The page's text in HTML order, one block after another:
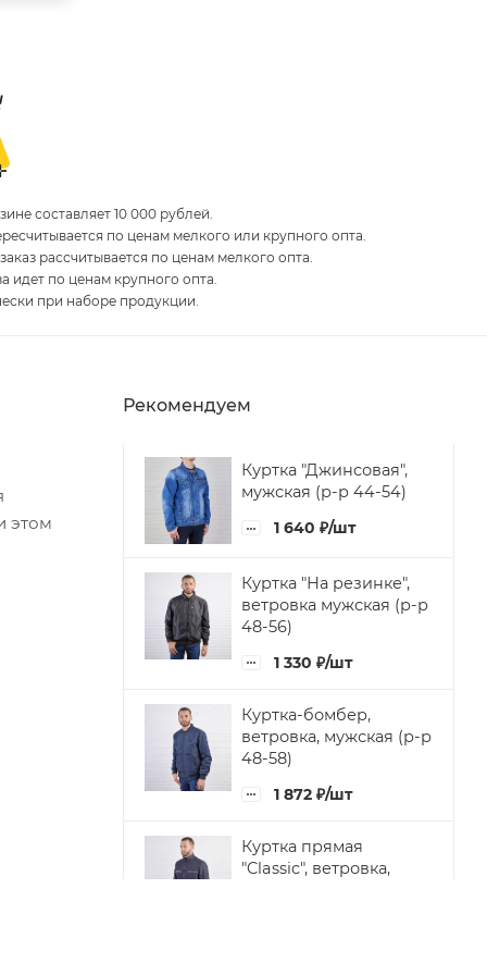
составляет 10 000 рублей.
по ценам мелкого или крупного опта.
рассчитывается по ценам мелкого опта.
идет по ценам крупного опта.
при наборе продукции.
этом
Рекомендуем
Куртка "Джинсовая",
мужская (р-р 44-54)
1 640 ₽/шт
Куртка "На резинке",
ветровка мужская (р-р
48-56)
1 330 ₽/шт
Куртка-бомбер,
ветровка, мужская (р-р
48-58)
1 872 ₽/шт
Куртка прямая
"Classic", ветровка,